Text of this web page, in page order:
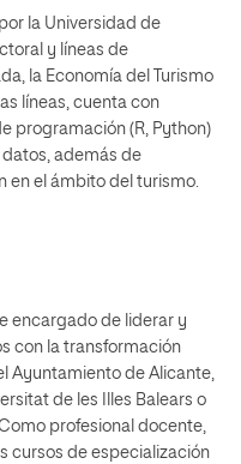
la Universidad de
y líneas de
la Economía del Turismo
líneas, cuenta con
programación (R, Python)
además de
en el ámbito del turismo.
encargado de liderar y
con la transformación
Ayuntamiento de Alicante,
de les Illes Balears o
profesional docente,
cursos de especialización